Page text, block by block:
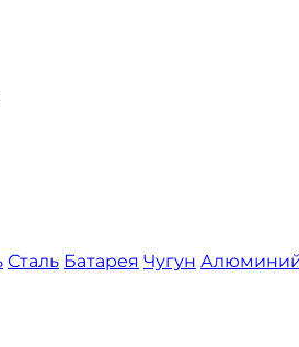
Сталь Батарея Чугун